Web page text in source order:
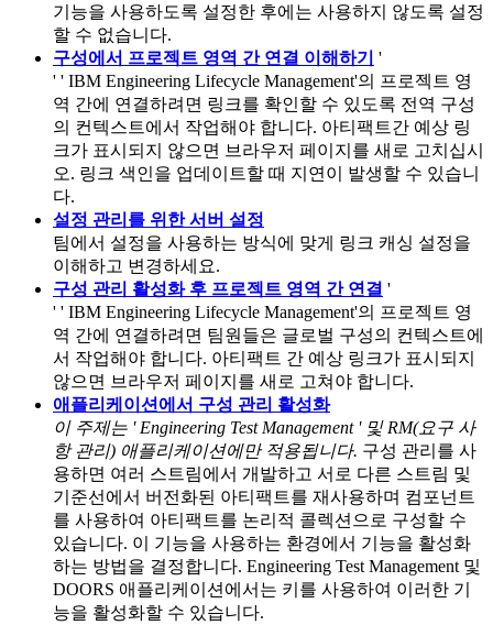
기능을 사용하도록 설정한 후에는 사용하지 않도록 설정
할 수 없습니다.
구성에서 프로젝트 영역 간 연결 이해하기 '
' ' IBM Engineering Lifecycle Management'의 프로젝트 영
역 간에 연결하려면 링크를 확인할 수 있도록 전역 구성
의 컨텍스트에서 작업해야 합니다. 아티팩트간 예상 링
크가 표시되지 않으면 브라우저 페이지를 새로 고치십시
오. 링크 색인을 업데이트할 때 지연이 발생할 수 있습니
다.
설정 관리를 위한 서버 설정
팀에서 설정을 사용하는 방식에 맞게 링크 캐싱 설정을
이해하고 변경하세요.
구성 관리 활성화 후 프로젝트 영역 간 연결 '
' ' IBM Engineering Lifecycle Management'의 프로젝트 영
역 간에 연결하려면 팀원들은 글로벌 구성의 컨텍스트에
서 작업해야 합니다. 아티팩트 간 예상 링크가 표시되지
않으면 브라우저 페이지를 새로 고쳐야 합니다.
애플리케이션에서 구성 관리 활성화
이 주제는 'Engineering Test Management' 및 RM(요구 사
항 관리) 애플리케이션에만 적용됩니다. 구성 관리를 사
용하면 여러 스트림에서 개발하고 서로 다른 스트림 및
기준선에서 버전화된 아티팩트를 재사용하며 컴포넌트
를 사용하여 아티팩트를 논리적 콜렉션으로 구성할 수
있습니다. 이 기능을 사용하는 환경에서 기능을 활성화
하는 방법을 결정합니다. Engineering Test Management및
DOORS 애플리케이션에서는 키를 사용하여 이러한 기
능을 활성화할 수 있습니다.